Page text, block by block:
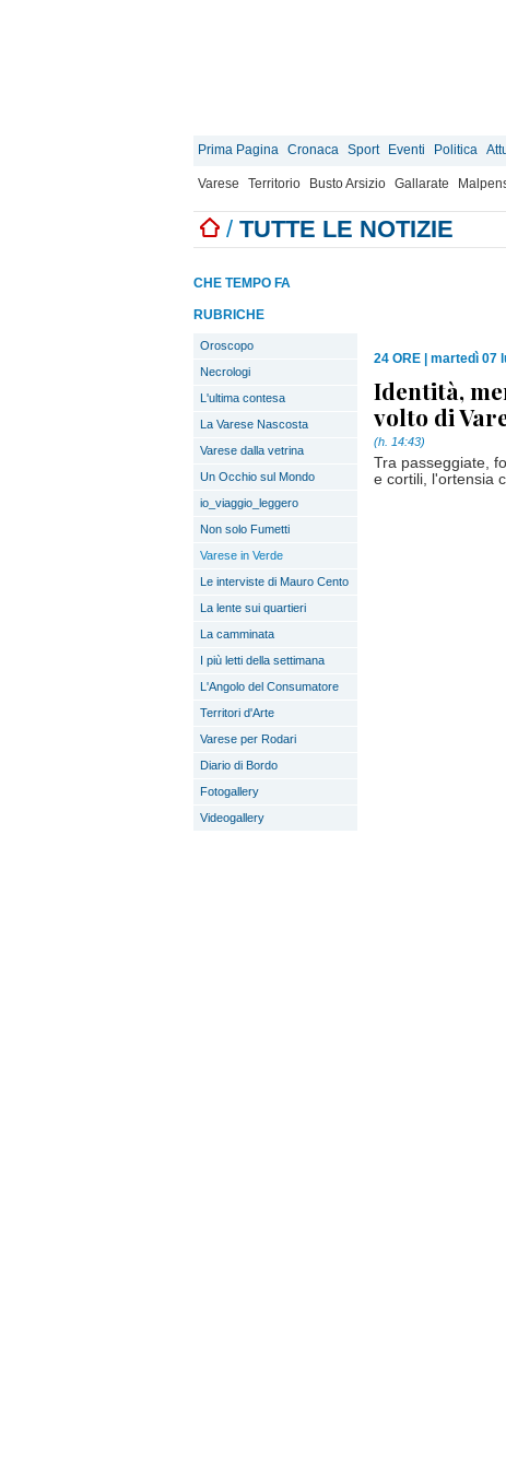
Prima Pagina Cronaca Sport Eventi Politica
Varese Territorio Busto Arsizio Gallarate
/ TUTTE LE NOTIZIE
CHE TEMPO FA
RUBRICHE
Oroscopo
Necrologi
L'ultima contesa
La Varese Nascosta
Varese dalla vetrina
Un Occhio sul Mondo
io_viaggio_leggero
Non solo Fumetti
Varese in Verde
Le interviste di Mauro Cento
La lente sui quartieri
La camminata
I più letti della settimana
L'Angolo del Consumatore
Territori d'Arte
Varese per Rodari
Diario di Bordo
Fotogallery
Videogallery
24 ORE martedì 07
Identità,
volto di
(h. 14:43)
Tra passeggiate,
e cortili, l'ortensia